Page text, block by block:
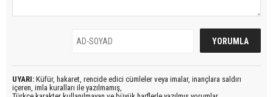
UYARI: Küfür, hakaret, rencide edici cümleler veya imalar, inançlara saldırı
içeren, imla kuralları ile yazılmamış,